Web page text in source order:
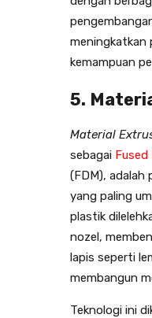
meningkatkan
kemampuan
5.
Material
sebagai
(FDM), adalah
yang paling
plastik
nozel,
lapis seperti
membangun
Teknologi ini